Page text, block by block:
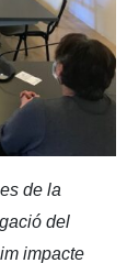
de la
del
impacte